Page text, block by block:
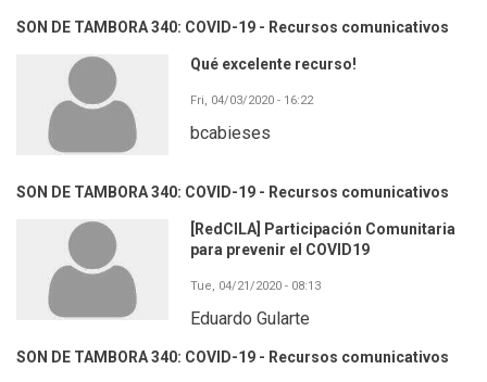
SON DE TAMBORA 340: COVID-19 - Recursos comunicativos
Qué excelente recurso!
Fri, 04/03/2020 - 16:22
bcabieses
SON DE TAMBORA 340: COVID-19 - Recursos comunicativos
[RedCILA] Participación Comunitaria
para prevenir el COVID19
Tue, 04/21/2020 - 08:13
Eduardo Gularte
SON DE TAMBORA 340: COVID-19 - Recursos comunicativos